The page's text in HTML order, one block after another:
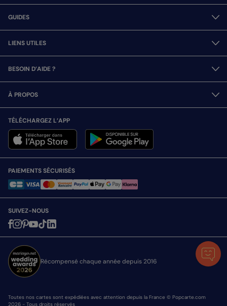
GUIDES
LIENS UTILES
BESOIN D’AIDE ?
À PROPOS
TÉLÉCHARGEZ L’APP
PAIEMENTS SÉCURISÉS
SUIVEZ-NOUS
Récompensé chaque année depuis 2016
Toutes nos cartes sont expédiées avec attention depuis la France © Popcarte.com
2026 - Tous droits réservés